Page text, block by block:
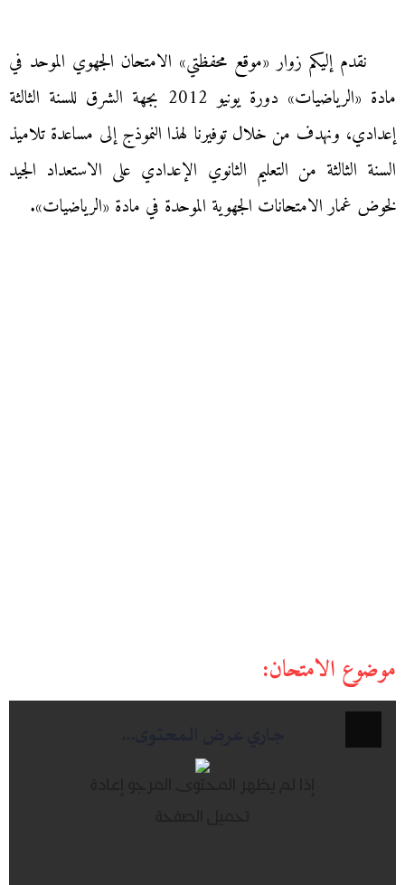
نقدم إليكم زوار «موقع محفظتي» الامتحان الجهوي الموحد في
مادة «الرياضيات» دورة يونيو 2012 بجهة الشرق للسنة الثالثة
إعدادي، ونهدف من خلال توفيرنا لهذا النموذج إلى مساعدة تلاميذ
السنة الثالثة من التعليم الثانوي الإعدادي على الاستعداد الجيد
لخوض غمار الامتحانات الجهوية الموحدة في مادة «الرياضيات».
موضوع الامتحان: